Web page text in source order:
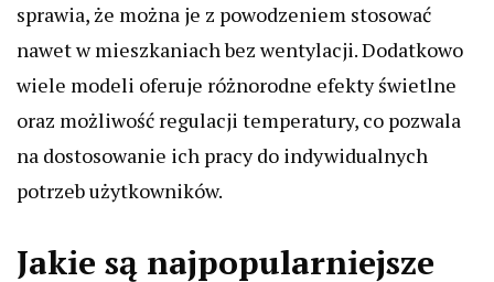
sprawia, że można je z powodzeniem stosować
nawet w mieszkaniach bez wentylacji. Dodatkowo
wiele modeli oferuje różnorodne efekty świetlne
oraz możliwość regulacji temperatury, co pozwala
na dostosowanie ich pracy do indywidualnych
potrzeb użytkowników.
Jakie są najpopularniejsze